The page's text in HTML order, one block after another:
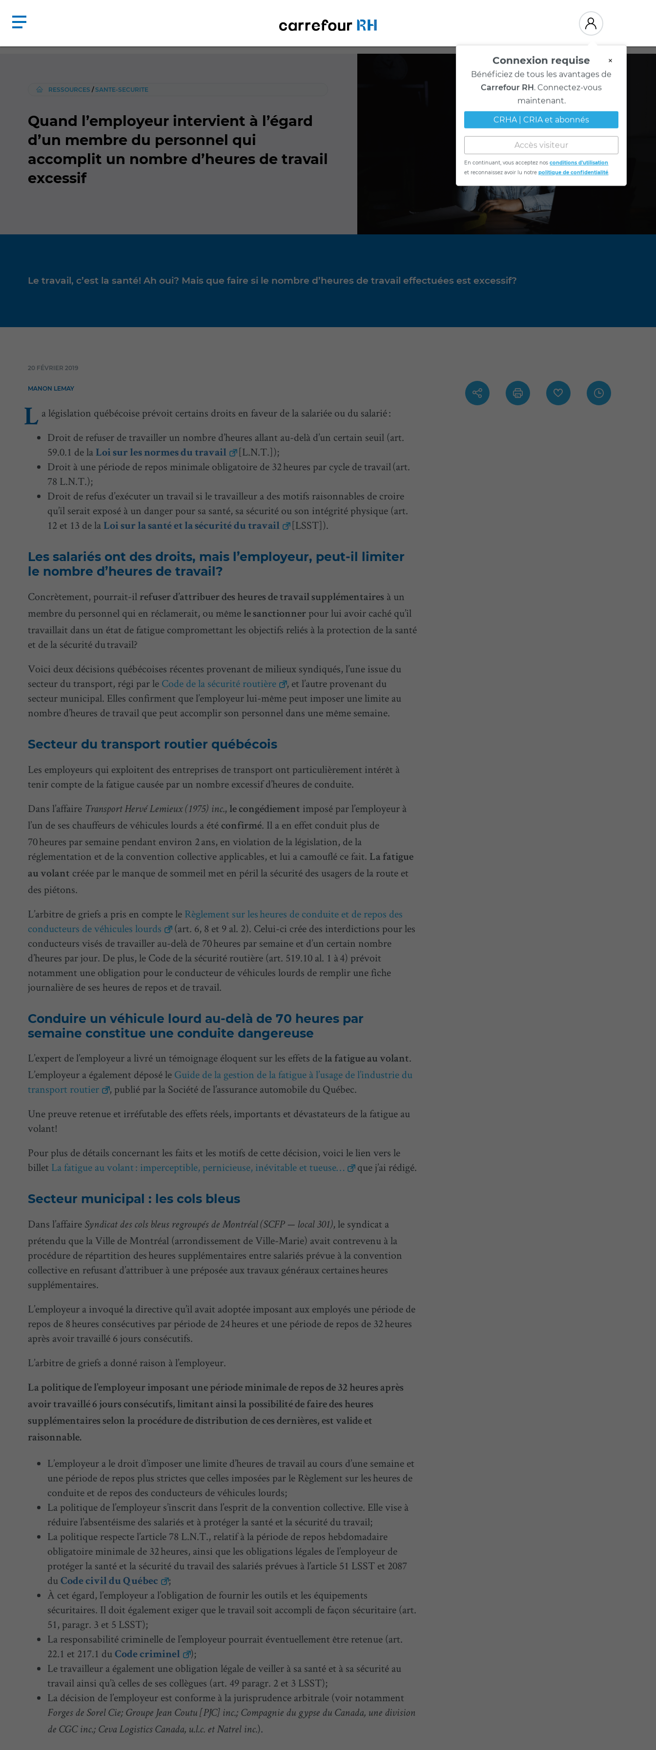
Connexion requise ×
Bénéficiez de tous les avantages de
Carrefour RH . Connectez-vous
maintenant.
CRHA | CRIA et abonnés
Accès visiteur
En continuant, vous acceptez nosconditions d'utilisation
et reconnaissez avoir lu notrepolitique de confidentialité
RESSOURCES /SANTE-SECURITE
Quand l’employeur intervient à l’égard
d’un membre du personnel qui
accomplit un nombre d’heures de travail
excessif
Le travail, c’est la santé! Ah oui? Mais que faire si le nombre d’heures de travail effectuées est excessif?
20 FÉVRIER 2019
MANON LEMAY
L a législation québécoise prévoit certains droits en faveur de la salariée ou du salarié :
Droit de refuser de travailler un nombre d’heures allant au-delà d’un certain seuil (art.
59.0.1 de la Loi sur les normes du travail
[L.N.T.]);
Droit à une période de repos minimale obligatoire de 32 heures par cycle de travail (art.
78 L.N.T.);
Droit de refus d’exécuter un travail si le travailleur a des motifs raisonnables de croire
qu’il serait exposé à un danger pour sa santé, sa sécurité ou son intégrité physique (art.
12 et 13 de la Loi sur la santé et la sécurité du travail [LSST]).
Les salariés ont des droits, mais l’employeur, peut-il limiter
le nombre d’heures de travail?
Concrètement, pourrait-il refuser d’attribuer des heures de travail supplémentaires à un
membre du personnel qui en réclamerait, ou même le sanctionner pour lui avoir caché qu’il
travaillait dans un état de fatigue compromettant les objectifs reliés à la protection de la santé
et de la sécurité du travail?
Voici deux décisions québécoises récentes provenant de milieux syndiqués, l’une issue du
secteur du transport, régi par le Code de la sécurité routière
, et l’autre provenant du
secteur municipal. Elles confirment que l’employeur lui-même peut imposer une limite au
nombre d’heures de travail que peut accomplir son personnel dans une même semaine.
Secteur du transport routier québécois
Les employeurs qui exploitent des entreprises de transport ont particulièrement intérêt à
tenir compte de la fatigue causée par un nombre excessif d’heures de conduite.
Dans l’affaire Transport Hervé Lemieux (1975) inc., le congédiement imposé par l’employeur à
l’un de ses chauffeurs de véhicules lourds a été confirmé. Il a en effet conduit plus de
70 heures par semaine pendant environ 2 ans, en violation de la législation, de la
réglementation et de la convention collective applicables, et lui a camouflé ce fait. La fatigue
au volant créée par le manque de sommeil met en péril la sécurité des usagers de la route et
des piétons.
L’arbitre de griefs a pris en compte le Règlement sur les heures de conduite et de repos des
conducteurs de véhicules lourds
(art. 6, 8 et 9 al. 2). Celui-ci crée des interdictions pour les
conducteurs visés de travailler au-delà de 70 heures par semaine et d’un certain nombre
d’heures par jour. De plus, le Code de la sécurité routière (art. 519.10 al. 1 à 4) prévoit
notamment une obligation pour le conducteur de véhicules lourds de remplir une fiche
journalière de ses heures de repos et de travail.
Conduire un véhicule lourd au-delà de 70 heures par
semaine constitue une conduite dangereuse
L’expert de l’employeur a livré un témoignage éloquent sur les effets de la fatigue au volant.
L’employeur a également déposé le Guide de la gestion de la fatigue à l’usage de l’industrie du
transport routier
, publié par la Société de l’assurance automobile du Québec.
Une preuve retenue et irréfutable des effets réels, importants et dévastateurs de la fatigue au
volant!
Pour plus de détails concernant les faits et les motifs de cette décision, voici le lien vers le
billet La fatigue au volant : imperceptible, pernicieuse, inévitable et tueuse… que j’ai rédigé.
Secteur municipal : les cols bleus
Dans l’affaire Syndicat des cols bleus regroupés de Montréal (SCFP — local 301), le syndicat a
prétendu que la Ville de Montréal (arrondissement de Ville-Marie) avait contrevenu à la
procédure de répartition des heures supplémentaires entre salariés prévue à la convention
collective en refusant d’attribuer à une préposée aux travaux généraux certaines heures
supplémentaires.
L’employeur a invoqué la directive qu’il avait adoptée imposant aux employés une période de
repos de 8 heures consécutives par période de 24 heures et une période de repos de 32 heures
après avoir travaillé 6 jours consécutifs.
L’arbitre de griefs a donné raison à l’employeur.
La politique de l’employeur imposant une période minimale de repos de 32 heures après
avoir travaillé 6 jours consécutifs, limitant ainsi la possibilité de faire des heures
supplémentaires selon la procédure de distribution de ces dernières, est valide et
raisonnable.
L’employeur a le droit d’imposer une limite d’heures de travail au cours d’une semaine et
une période de repos plus strictes que celles imposées par le Règlement sur les heures de
conduite et de repos des conducteurs de véhicules lourds;
La politique de l’employeur s’inscrit dans l’esprit de la convention collective. Elle vise à
réduire l’absentéisme des salariés et à protéger la santé et la sécurité du travail;
La politique respecte l’article 78 L.N.T., relatif à la période de repos hebdomadaire
obligatoire minimale de 32 heures, ainsi que les obligations légales de l’employeur de
protéger la santé et la sécurité du travail des salariés prévues à l’article 51 LSST et 2087
du Code civil du Québec
;
À cet égard, l’employeur a l’obligation de fournir les outils et les équipements
sécuritaires. Il doit également exiger que le travail soit accompli de façon sécuritaire (art.
51, paragr. 3 et 5 LSST);
La responsabilité criminelle de l’employeur pourrait éventuellement être retenue (art.
22.1 et 217.1 du Code criminel
);
Le travailleur a également une obligation légale de veiller à sa santé et à sa sécurité au
travail ainsi qu’à celles de ses collègues (art. 49 paragr. 2 et 3 LSST);
La décision de l’employeur est conforme à la jurisprudence arbitrale (voir notamment
Forges de Sorel Cie; Groupe Jean Coutu [PJC] inc.; Compagnie du gypse du Canada, une division
de CGC inc.; Ceva Logistics Canada, u.l.c. et Natrel inc.).